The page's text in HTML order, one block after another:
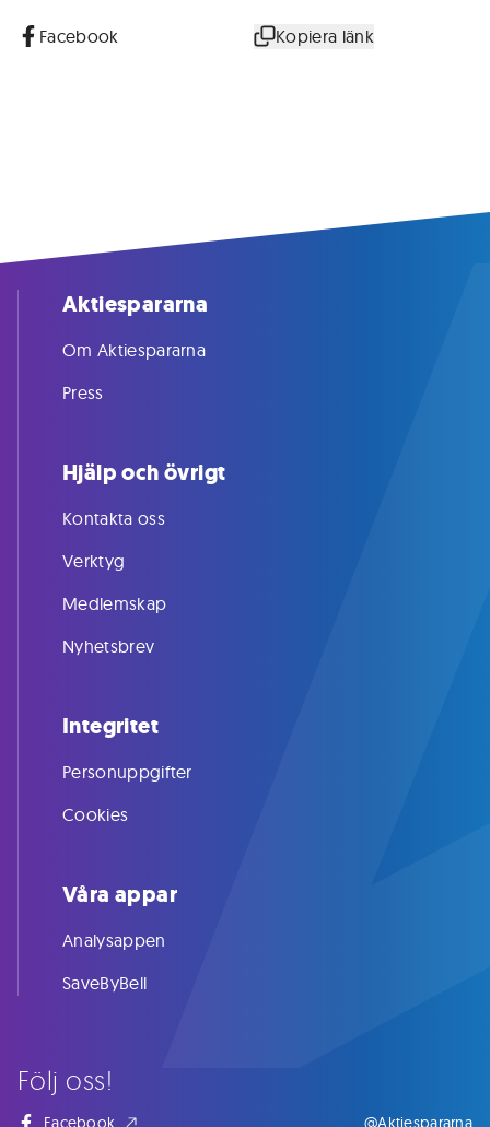
Facebook Kopiera länk
Följ oss!
Facebook @Aktiespararna
Aktiespararna
Om Aktiespararna
Press
Hjälp och övrigt
Kontakta oss
Verktyg
Medlemskap
Nyhetsbrev
Integritet
Personuppgifter
Cookies
Våra appar
Analysappen
SaveByBell